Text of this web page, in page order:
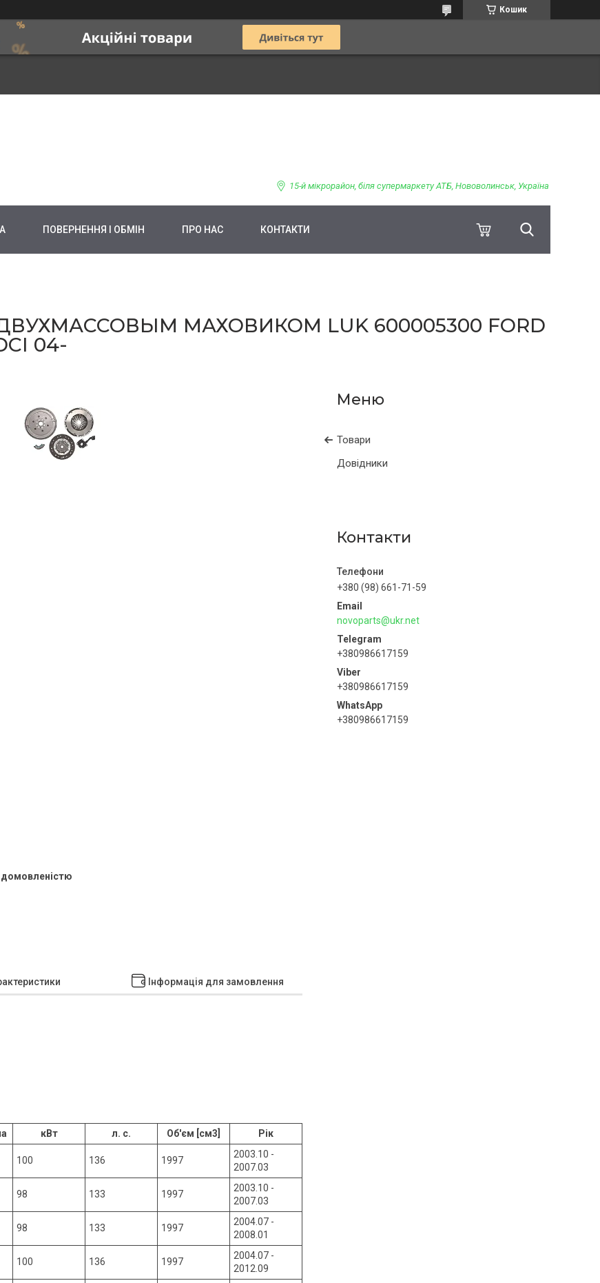
Кошик
15-й мікрорайон, біля супермаркету АТБ, Нововолинськ, Україна
ПОВЕРНЕННЯ І ОБМІН ПРО НАС КОНТАКТИ
МАХОВИКОМ LUK 600005300 FORD
04-
Товари
Довідники
Контакти
+380 (98) 661-71-59
novoparts@ukr.net
+380986617159
+380986617159
+380986617159
домовленістю
Інформація для замовлення
кВт л. с. Об'єм [см3] Рік
100 136 1997
2003.10 -
2007.03
98 133 1997
2003.10 -
2007.03
98 133 1997
2004.07 -
2008.01
100 136 1997
2004.07 -
2012.09